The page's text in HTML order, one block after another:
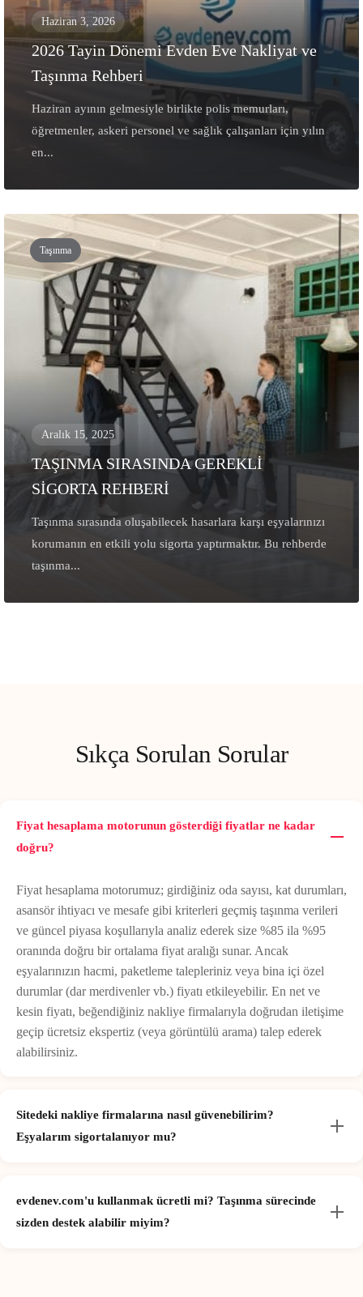
Haziran 3, 2026
2026 Tayin Dönemi Evden Eve Nakliyat ve
Taşınma Rehberi
Haziran ayının gelmesiyle birlikte polis memurları,
öğretmenler, askeri personel ve sağlık çalışanları için yılın
en...
Taşınma
Aralık 15, 2025
TAŞINMA SIRASINDA GEREKLİ
SİGORTA REHBERİ
Taşınma sırasında oluşabilecek hasarlara karşı eşyalarınızı
korumanın en etkili yolu sigorta yaptırmaktır. Bu rehberde
taşınma...
Sıkça Sorulan Sorular
Fiyat hesaplama motorunun gösterdiği fiyatlar ne kadar
doğru?
Fiyat hesaplama motorumuz; girdiğiniz oda sayısı, kat durumları,
asansör ihtiyacı ve mesafe gibi kriterleri geçmiş taşınma verileri
ve güncel piyasa koşullarıyla analiz ederek size %85 ila %95
oranında doğru bir ortalama fiyat aralığı sunar. Ancak
eşyalarınızın hacmi, paketleme talepleriniz veya bina içi özel
durumlar (dar merdivenler vb.) fiyatı etkileyebilir. En net ve
kesin fiyatı, beğendiğiniz nakliye firmalarıyla doğrudan iletişime
geçip ücretsiz ekspertiz (veya görüntülü arama) talep ederek
alabilirsiniz.
Sitedeki nakliye firmalarına nasıl güvenebilirim?
Eşyalarım sigortalanıyor mu?
evdenev.com'u kullanmak ücretli mi? Taşınma sürecinde
sizden destek alabilir miyim?